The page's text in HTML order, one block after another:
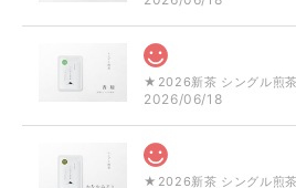
★2026新茶 シングル煎
2026/06/18
★2026新茶 シングル煎